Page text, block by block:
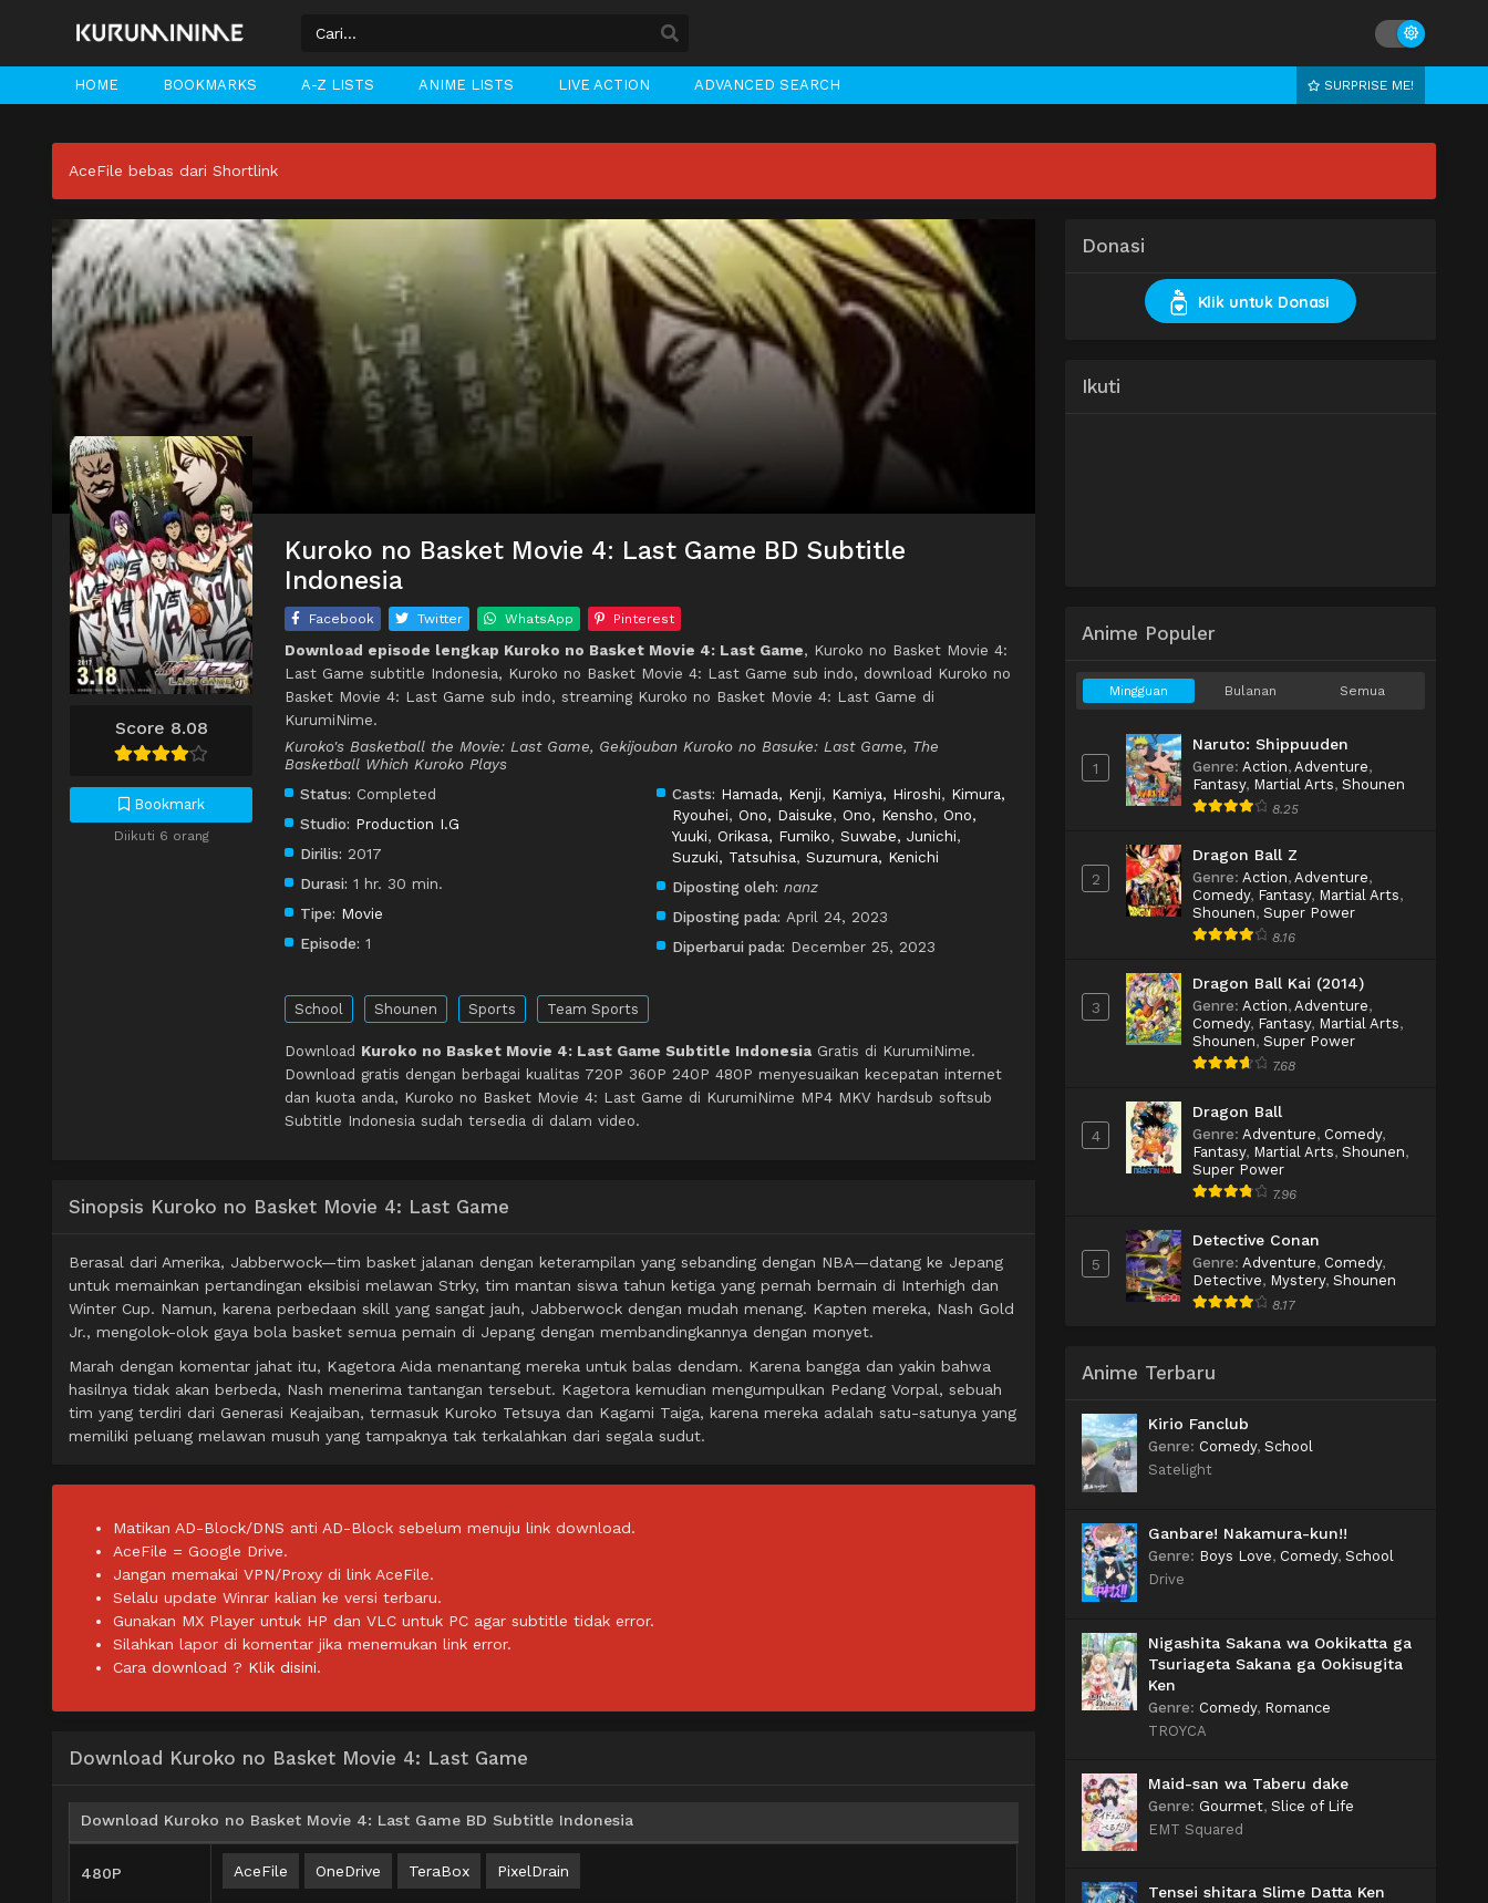
HOME BOOKMARKS A-Z LISTS ANIME LISTS LIVE ACTION ADVANCED SEARCH SURPRISE ME!
AceFile bebas dari Shortlink
Score 8.08
Bookmark
Diikuti 6 orang
Kuroko no Basket Movie 4: Last Game BD Subtitle
Indonesia
Facebook Twitter WhatsApp Pinterest
Download episode lengkap Kuroko no Basket Movie 4: Last Game, Kuroko no Basket Movie 4:
Last Game subtitle Indonesia, Kuroko no Basket Movie 4: Last Game sub indo, download Kuroko no
Basket Movie 4: Last Game sub indo, streaming Kuroko no Basket Movie 4: Last Game di
KurumiNime.
Kuroko's Basketball the Movie: Last Game, Gekijouban Kuroko no Basuke: Last Game, The
Basketball Which Kuroko Plays
Status: Completed
Studio: Production I.G
Dirilis: 2017
Durasi: 1 hr. 30 min.
Tipe: Movie
Episode: 1
Casts: Hamada, Kenji, Kamiya, Hiroshi, Kimura,
Ryouhei, Ono, Daisuke, Ono, Kensho, Ono,
Yuuki, Orikasa, Fumiko, Suwabe, Junichi,
Suzuki, Tatsuhisa, Suzumura, Kenichi
Diposting oleh: nanz
Diposting pada: April 24, 2023
Diperbarui pada: December 25, 2023
School Shounen Sports Team Sports
Download Kuroko no Basket Movie 4: Last Game Subtitle Indonesia Gratis di KurumiNime.
Download gratis dengan berbagai kualitas 720P 360P 240P 480P menyesuaikan kecepatan internet
dan kuota anda, Kuroko no Basket Movie 4: Last Game di KurumiNime MP4 MKV hardsub softsub
Subtitle Indonesia sudah tersedia di dalam video.
Sinopsis Kuroko no Basket Movie 4: Last Game
Berasal dari Amerika, Jabberwock—tim basket jalanan dengan keterampilan yang sebanding dengan NBA—datang ke Jepang
untuk memainkan pertandingan eksibisi melawan Strky, tim mantan siswa tahun ketiga yang pernah bermain di Interhigh dan
Winter Cup. Namun, karena perbedaan skill yang sangat jauh, Jabberwock dengan mudah menang. Kapten mereka, Nash Gold
Jr., mengolok-olok gaya bola basket semua pemain di Jepang dengan membandingkannya dengan monyet.
Marah dengan komentar jahat itu, Kagetora Aida menantang mereka untuk balas dendam. Karena bangga dan yakin bahwa
hasilnya tidak akan berbeda, Nash menerima tantangan tersebut. Kagetora kemudian mengumpulkan Pedang Vorpal, sebuah
tim yang terdiri dari Generasi Keajaiban, termasuk Kuroko Tetsuya dan Kagami Taiga, karena mereka adalah satu-satunya yang
memiliki peluang melawan musuh yang tampaknya tak terkalahkan dari segala sudut.
Matikan AD-Block/DNS anti AD-Block sebelum menuju link download.
AceFile = Google Drive.
Jangan memakai VPN/Proxy di link AceFile.
Selalu update Winrar kalian ke versi terbaru.
Gunakan MX Player untuk HP dan VLC untuk PC agar subtitle tidak error.
Silahkan lapor di komentar jika menemukan link error.
Cara download ? Klik disini.
Download Kuroko no Basket Movie 4: Last Game
Download Kuroko no Basket Movie 4: Last Game BD Subtitle Indonesia
480P AceFile OneDrive TeraBox PixelDrain
Donasi
Klik untuk Donasi
Ikuti
Anime Populer
Mingguan Bulanan Semua
1
Naruto: Shippuuden
Genre: Action, Adventure,
Fantasy, Martial Arts, Shounen
8.25
2
Dragon Ball Z
Genre: Action, Adventure,
Comedy, Fantasy, Martial Arts,
Shounen, Super Power
8.16
3
Dragon Ball Kai (2014)
Genre: Action, Adventure,
Comedy, Fantasy, Martial Arts,
Shounen, Super Power
7.68
4
Dragon Ball
Genre: Adventure, Comedy,
Fantasy, Martial Arts, Shounen,
Super Power
7.96
5
Detective Conan
Genre: Adventure, Comedy,
Detective, Mystery, Shounen
8.17
Anime Terbaru
Kirio Fanclub
Genre: Comedy, School
Satelight
Ganbare! Nakamura-kun!!
Genre: Boys Love, Comedy, School
Drive
Nigashita Sakana wa Ookikatta ga
Tsuriageta Sakana ga Ookisugita
Ken
Genre: Comedy, Romance
TROYCA
Maid-san wa Taberu dake
Genre: Gourmet, Slice of Life
EMT Squared
Tensei shitara Slime Datta Ken